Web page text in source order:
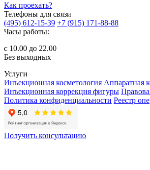
Как проехать?
Телефоны для связи
(495) 612-15-39 +7 (915) 171-88-88
Часы работы:
с 10.00 до 22.00
Без выходных
Услуги
Инъекционная косметология Аппаратная
Инъекционная коррекция фигуры
Политика конфиденциальности Реестр
Получить консультацию